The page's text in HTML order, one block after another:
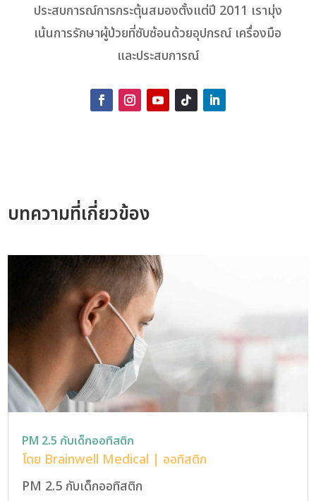
ประสบการณ์การกระตุ้นสมองตั้งแต่ปี 2011 เรามุ่ง
เน้นการรักษาผู้ป่วยที่ซับซ้อนด้วยอุปกรณ์ เครื่องมือ
และประสบการณ์
บทความที่เกี่ยวข้อง
PM 2.5 กับเด็กออทิสติก
โดย Brainwell Medical | ออทิสติก
PM 2.5 กับเด็กออทิสติก